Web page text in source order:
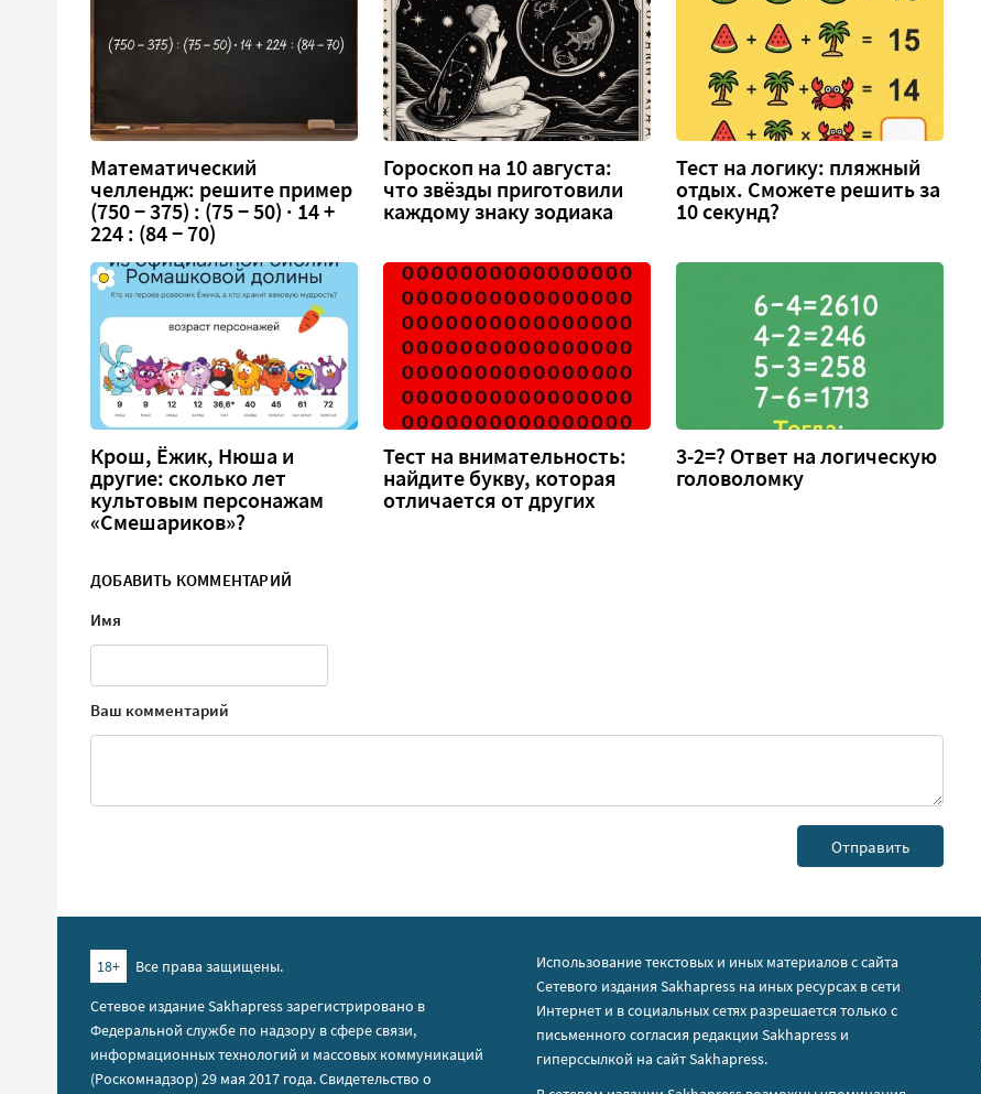
Математический
челлендж: решите пример
(750 − 375) : (75 − 50) · 14 +
224 : (84 − 70)
Гороскоп на 10 августа:
что звёзды приготовили
каждому знаку зодиака
Тест на логику: пляжный
отдых. Сможете решить за
10 секунд?
Крош, Ёжик, Нюша и
другие: сколько лет
культовым персонажам
«Смешариков»?
Тест на внимательность:
найдите букву, которая
отличается от других
3-2=? Ответ на логическую
головоломку
ДОБАВИТЬ КОММЕНТАРИЙ
Имя
Ваш комментарий
18+
Все права защищены.
Сетевое издание Sakhapress зарегистрировано в
Федеральной службе по надзору в сфере связи,
информационных технологий и массовых коммуникаций
(Роскомнадзор) 29 мая 2017 года. Свидетельство о
Использование текстовых и иных материалов с сайта
Сетевого издания Sakhapress на иных ресурсах в сети
Интернет и в социальных сетях разрешается только с
письменного согласия редакции Sakhapress и
гиперссылкой на сайт Sakhapress.